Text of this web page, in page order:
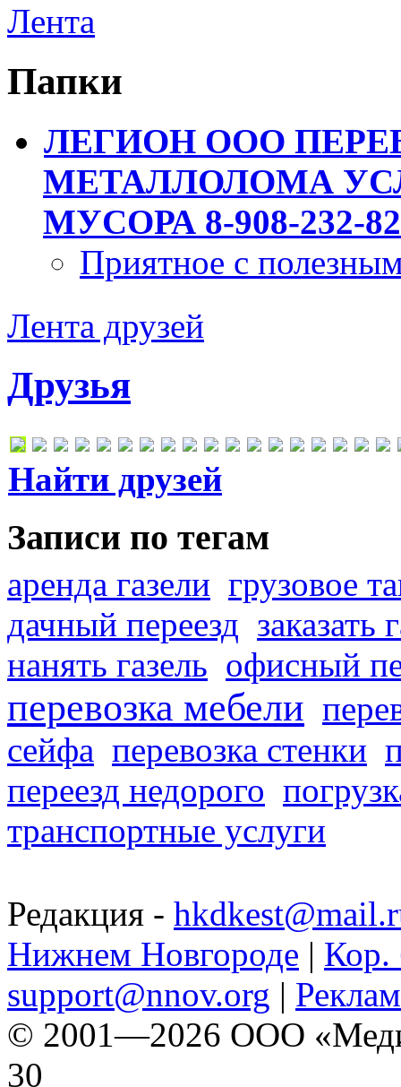
Лента
Папки
ЛЕГИОН ООО
МЕТАЛЛОЛОМА
МУСОРА 8-908-232-
Приятное с
Лента друзей
Друзья
Найти друзей
Записи по тегам
аренда газели грузовое
дачный переезд заказать
нанять газель офисный
перевозка мебели
сейфа перевозка стенки
переезд недорого
транспортные услуги
Редакция -
Нижнем Новгороде | Кор.
support@nnov.org |
© 2001—2026 ООО
30